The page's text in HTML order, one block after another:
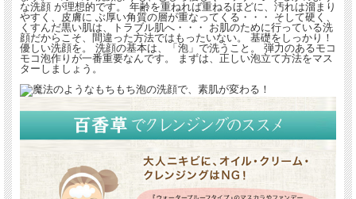
な洗顔 が理想的です。 年齢を重ねれば重ねるほどに、汚れは溜まり
やすく、皮膚に ぶ厚い角質の層が重なってくる・・・ そして硬く、
くすんだ黒い肌は、トラブル肌へ・・・ お肌のために行っている洗
顔だからこそ、間違った方法ではもったいない。 基礎をしっかり！
優しい洗顔を。 洗顔の基本は、「泡」で洗うこと。 弾力のあるモコ
モコ泡作りが一番重要なんです。 まずは、正しい泡立て方法をマス
ターしましょう。